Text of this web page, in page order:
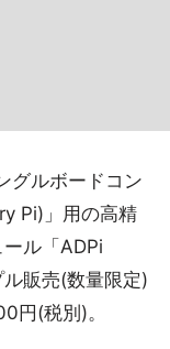
グルボードコン
Pi)」用の高精
ル「ADPi
販売(数量限定)
円(税別)。